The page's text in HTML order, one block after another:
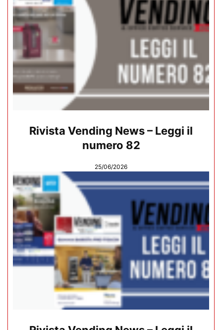
Rivista Vending News – Leggi il
numero 82
25/06/2026